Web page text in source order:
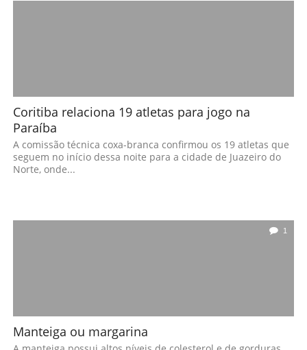
Coritiba relaciona 19 atletas para jogo na
Paraíba
A comissão técnica coxa-branca confirmou os 19 atletas que
seguem no início dessa noite para a cidade de Juazeiro do
Norte, onde...
1
Manteiga ou margarina